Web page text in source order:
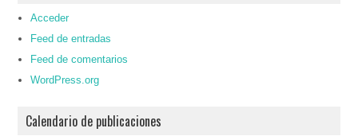
Acceder
Feed de entradas
Feed de comentarios
WordPress.org
Calendario de publicaciones